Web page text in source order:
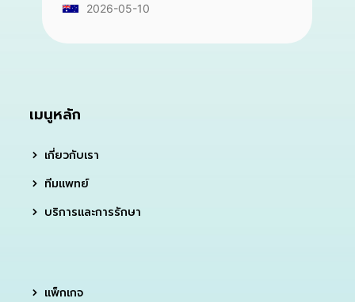
2026-05-10
เมนูหลัก
เกี่ยวกับเรา
ทีมแพทย์
บริการและการรักษา
แพ็กเกจ